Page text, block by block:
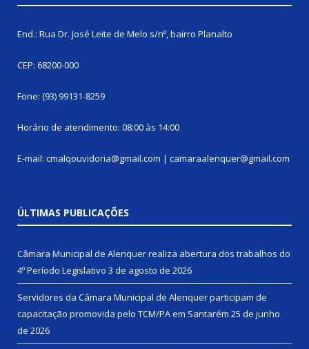
End.: Rua Dr. José Leite de Melo s/nº, bairro Planalto
CEP: 68200-000
Fone: (93) 99131-8259
Horário de atendimento: 08:00 às 14:00
E-mail: cmalqouvidoria@gmail.com | camaraalenquer@gmail.com
ÚLTIMAS PUBLICAÇÕES
Câmara Municipal de Alenquer realiza abertura dos trabalhos do
4º Período Legislativo 3 de agosto de 2026
Servidores da Câmara Municipal de Alenquer participam de
capacitação promovida pelo TCM/PA em Santarém 25 de junho
de 2026